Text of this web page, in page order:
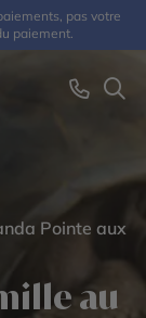
pas votre
paiement.
Pointe aux
au